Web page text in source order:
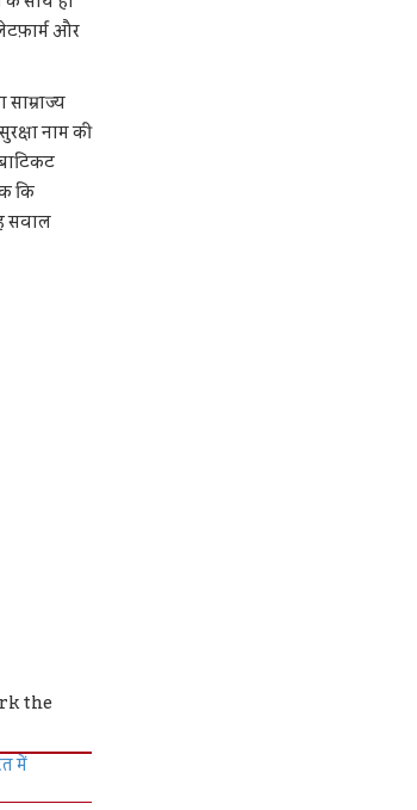
और
नाम की
कि
सवाल
the
में